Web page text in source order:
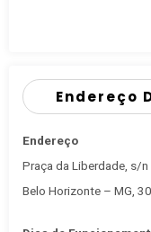
Endereço
Endereço
Praça da Liberdade, s/
Belo Horizonte – MG,